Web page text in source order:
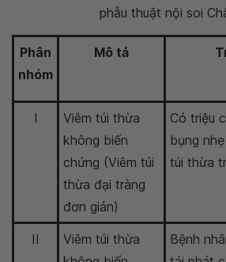
phẫu thuật nội soi
Phân
nhóm
Mô tả
I
Viêm túi thừa
không biến
chứng (Viêm túi
thừa đại tràng
đơn giản)
Có triệu
bụng
túi thừa
II
Viêm túi thừa
Bệnh